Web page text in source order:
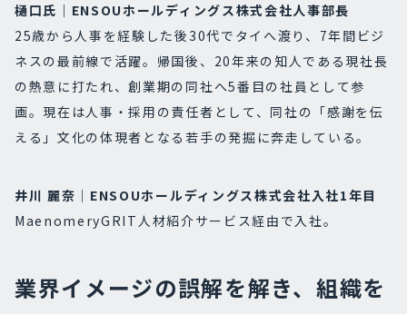
樋口氏｜ENSOUホールディングス株式会社人事部長
25歳から人事を経験した後30代でタイへ渡り、7年間ビジ
ネスの最前線で活躍。帰国後、20年来の知人である現社長
の熱意に打たれ、創業期の同社へ5番目の社員として参
画。現在は人事・採用の責任者として、同社の「感謝を伝
える」文化の体現者となる若手の発掘に奔走している。
井川 麗奈｜ENSOUホールディングス株式会社入社1年目
MaenomeryGRIT人材紹介サービス経由で入社。
業界イメージの誤解を解き、組織を